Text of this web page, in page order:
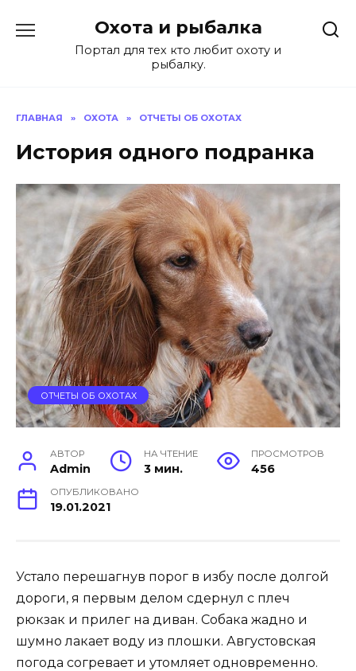
содержанию
Охота и рыбалка
Портал для тех кто любит охоту и
рыбалку.
ГЛАВНАЯ » ОХОТА » ОТЧЕТЫ ОБ ОХОТАХ
История одного подранка
ОТЧЕТЫ ОБ ОХОТАХ
АВТОР
Admin
НА ЧТЕНИЕ
3 мин.
ПРОСМОТРОВ
456
ОПУБЛИКОВАНО
19.01.2021
Устало перешагнув порог в избу после долгой
дороги, я первым делом сдернул с плеч
рюкзак и прилег на диван. Собака жадно и
шумно лакает воду из плошки. Августовская
погода согревает и утомляет одновременно.